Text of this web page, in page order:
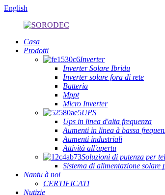
English
Casa
Prodotti
Inverter
Inverter Solare Ibridu
Inverter solare fora di rete
Batteria
Mppt
Micro Inverter
UPS
Ups in linea d'alta frequenza
Aumenti in linea à bassa
Aumenti industriali
Attività all'apertu
Soluzioni di putenza per
Sistema di alimentazione
Nantu à noi
CERTIFICATI
Nutizie